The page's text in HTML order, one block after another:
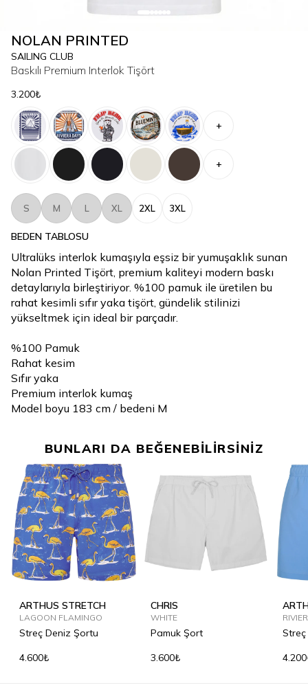
NOLAN PRINTED
SAILING CLUB
Baskılı Premium Interlok Tişört
3.200₺
+
+
S M L XL 2XL 3XL
BEDEN TABLOSU
Ultralüks interlok kumaşıyla eşsiz bir yumuşaklık sunan
Nolan Printed Tişört, premium kaliteyi modern baskı
detaylarıyla birleştiriyor. %100 pamuk ile üretilen bu
rahat kesimli sıfır yaka tişört, gündelik stilinizi
yükseltmek için ideal bir parçadır.
%100 Pamuk
Rahat kesim
Sıfır yaka
Premium interlok kumaş
Model boyu 183 cm / bedeni M
BUNLARI DA BEĞENEBİLİRSİNİZ
ARTHUS STRETCH
LAGOON FLAMINGO
Streç Deniz Şortu
4.600₺
CHRIS
WHITE
Pamuk Şort
3.600₺